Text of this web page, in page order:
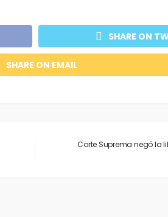
SHARE ON
SHARE ON EMAIL
Corte Suprema negó la